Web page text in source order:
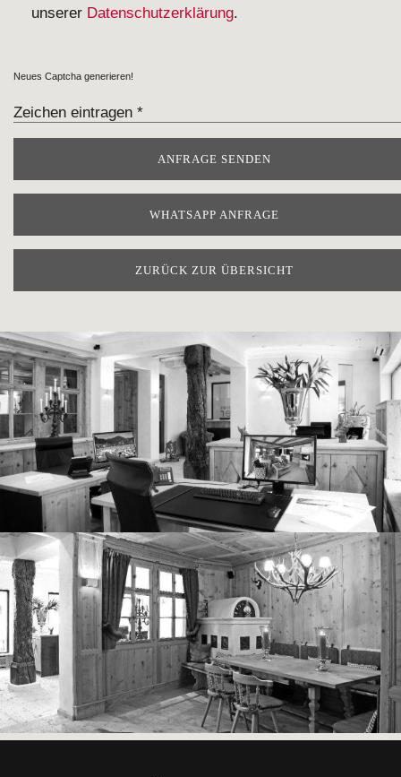
unserer Datenschutzerklärung.
Neues Captcha generieren!
WHATSAPP ANFRAGE
ZURÜCK ZUR ÜBERSICHT